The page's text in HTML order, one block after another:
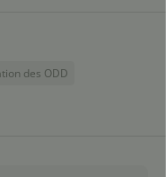
des ODD